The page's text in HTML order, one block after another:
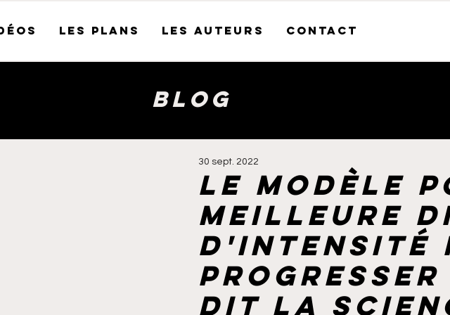
Les plans Les auteurs Contact
Blog
Le modèle
meilleure
d'intensité
progresser
dit la
30 sept. 2022